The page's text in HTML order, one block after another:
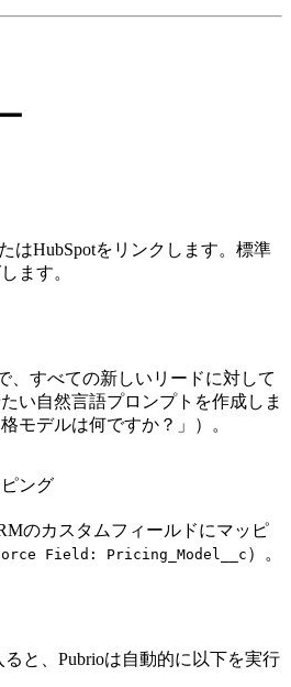
はHubSpotをリンクします。標準
ます。
、すべての新しいリードに対して
い自然言語プロンプトを作成しま
モデルは何ですか？」）。
ング
のカスタムフィールドにマッピ
Field: Pricing_Model__c ）。
と、Pubrioは自動的に以下を実行